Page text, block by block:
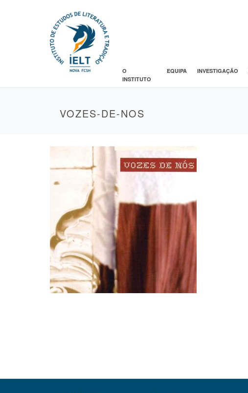
O
INSTITUTO
EQUIPA INVESTIGAÇÃO
VOZES-DE-NOS